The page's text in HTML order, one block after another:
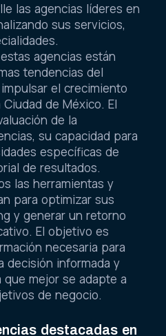
las agencias líderes en
sus servicios,
agencias están
tendencias del
el crecimiento
de México. El
de la
su capacidad para
específicas de
de resultados.
las herramientas y
para optimizar sus
y generar un retorno
El objetivo es
necesaria para
decisión informada y
mejor se adapte a
de negocio.
destacadas en